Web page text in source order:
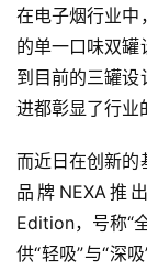
子
烟
百
科
一
次
性
电
子
在电子烟行业中
的单一口味双
到目前的三罐设
进都彰显了行业
而近日在创新的
品牌NEXA推
Edition，号称“
供“轻吸”与“深